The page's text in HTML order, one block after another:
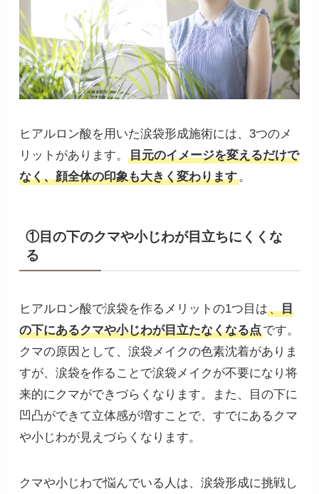
ヒアルロン酸を用いた涙袋形成施術には、3つのメ
リットがあります。
目元のイメージを変えるだけで
なく、顔全体の印象も大きく変わります。
①目の下のクマや小じわが目立ちにくくな
る
ヒアルロン酸で涙袋を作るメリットの1つ目は、目
の下にあるクマや小じわが目立たなくなる点です。
クマの原因として、涙袋メイクの色素沈着がありま
すが、涙袋を作ることで涙袋メイクが不要になり将
来的にクマができづらくなります。また、目の下に
凹凸ができて立体感が増すことで、すでにあるクマ
や小じわが見えづらくなります。
クマや小じわで悩んでいる人は、涙袋形成に挑戦し